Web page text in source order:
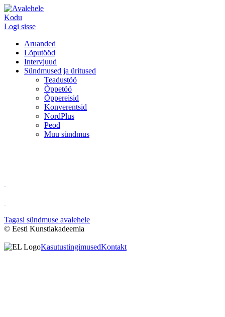
Kodu
Logi sisse
Aruanded
Lõputööd
Intervjuud
Sündmused ja üritused
Teadustöö
Õppetöö
Õppereisid
Konverentsid
NordPlus
Peod
Muu sündmus
Tagasi sündmuse avalehele
© Eesti Kunstiakadeemia
KasutustingimusedKontakt